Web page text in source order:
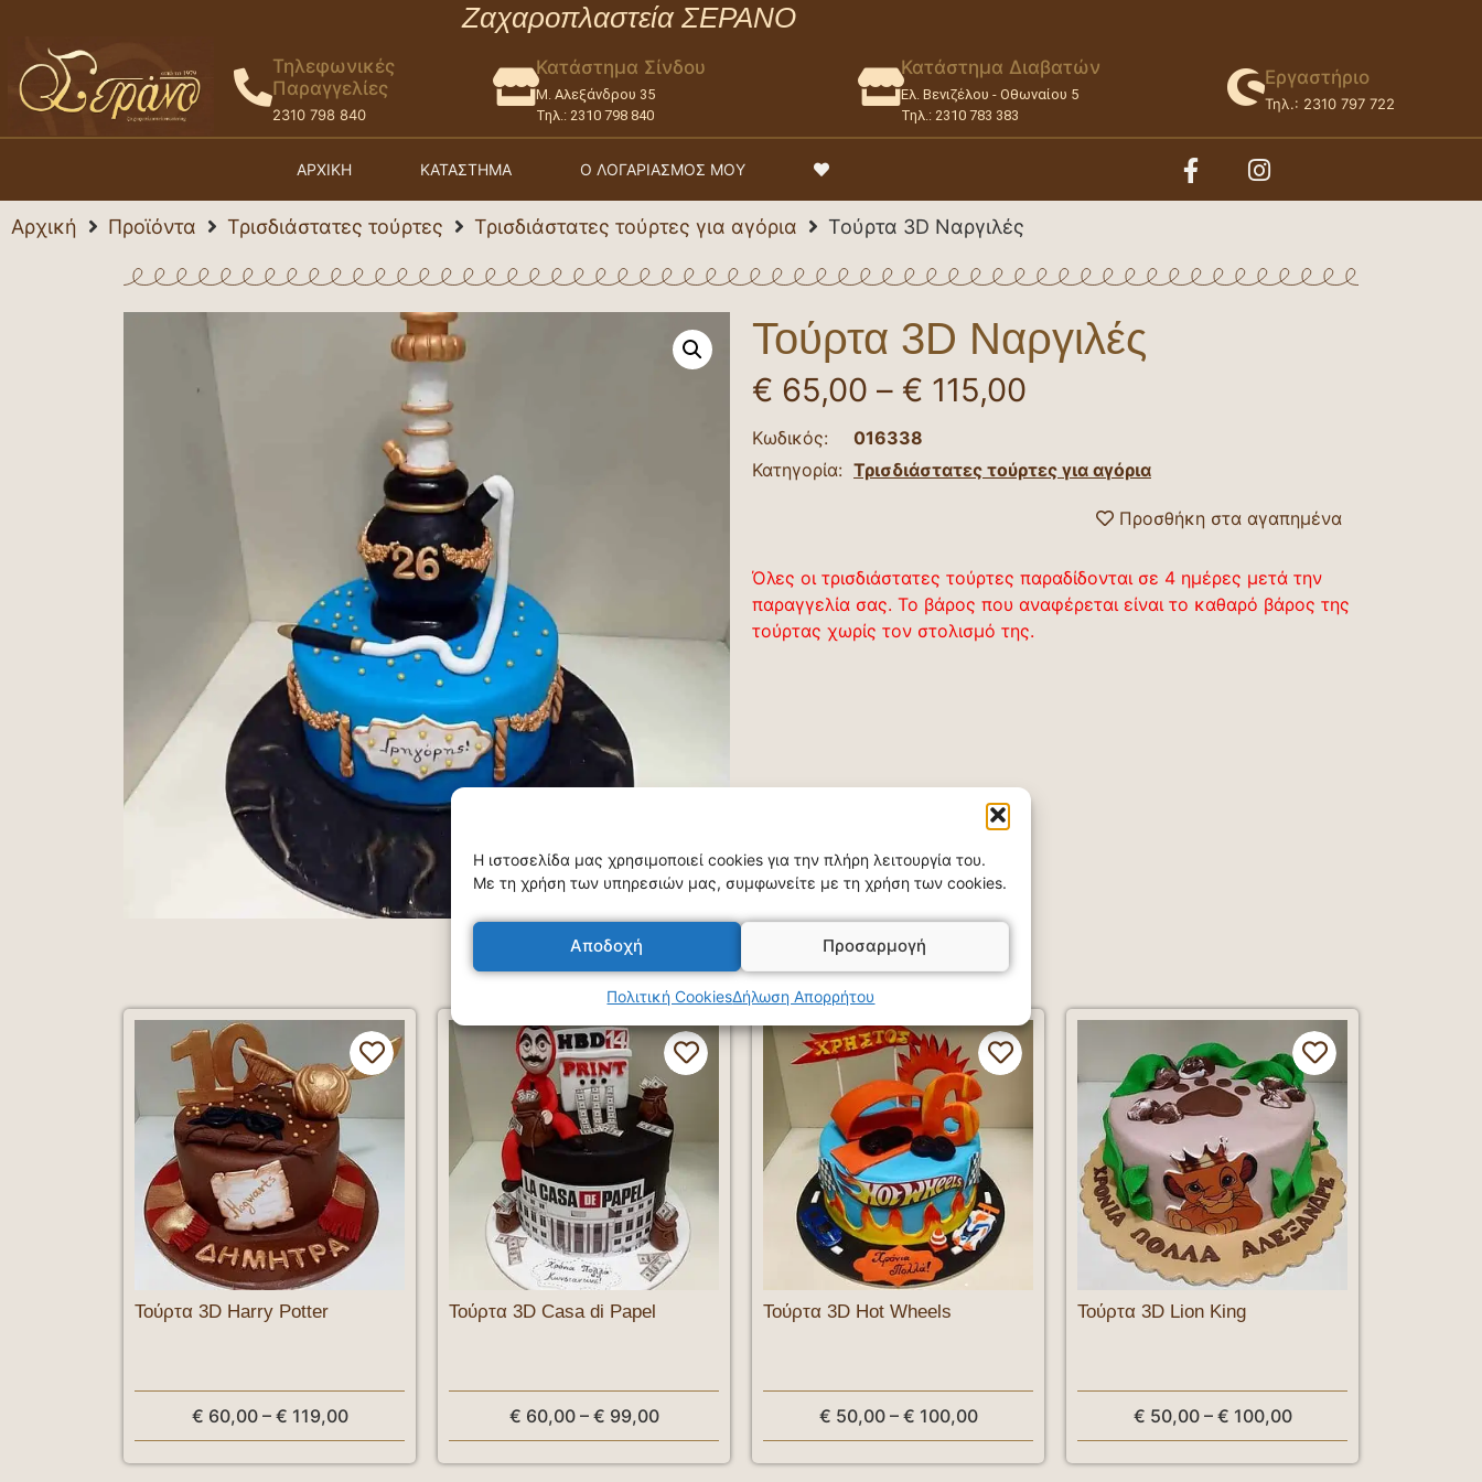
Η ιστοσελίδα μας χρησιμοποιεί cookies για την πλήρη λειτουργία του.
Με τη χρήση των υπηρεσιών μας, συμφωνείτε με τη χρήση των cookies.
Αποδοχή Προσαρμογή
Πολιτική CookiesΔήλωση Απορρήτου
Ζαχαροπλαστεία ΣΕΡΑΝΟ
Κατάστημα Σίνδου
Μ. Αλεξάνδρου 35
Τηλ.: 2310 798 840
Κατάστημα Διαβατών
Ελ. Βενιζέλου - Οθωναίου 5
Τηλ.: 2310 783 383
Εργαστήριο
Τηλ.: 2310 797 722
Τηλεφωνικές
Παραγγελίες
2310 798 840
ΑΡΧΙΚΗ ΚΑΤΑΣΤΗΜΑ Ο ΛΟΓΑΡΙΑΣΜΟΣ ΜΟΥ
Αρχική Προϊόντα Τρισδιάστατες τούρτες Τρισδιάστατες τούρτες για αγόρια Τούρτα 3D Ναργιλές
Τούρτα 3D Ναργιλές
€ 65,00 – € 115,00
Κωδικός:
016338
Κατηγορία: Τρισδιάστατες τούρτες για αγόρια
Προσθήκη στα αγαπημένα
Όλες οι τρισδιάστατες τούρτες παραδίδονται σε 4 ημέρες μετά την
παραγγελία σας. Το βάρος που αναφέρεται είναι το καθαρό βάρος της
τούρτας χωρίς τον στολισμό της.
Σχετικά προϊόντα
Τούρτα 3D Harry Potter
€ 60,00 – € 119,00
Τούρτα 3D Casa di Papel
€ 60,00 – € 99,00
Τούρτα 3D Hot Wheels
€ 50,00 – € 100,00
Τούρτα 3D Lion King
€ 50,00 – € 100,00